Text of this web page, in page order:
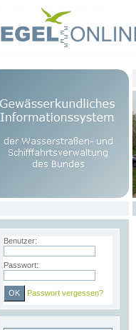
Benutzer:
Passwort:
Passwort vergessen?